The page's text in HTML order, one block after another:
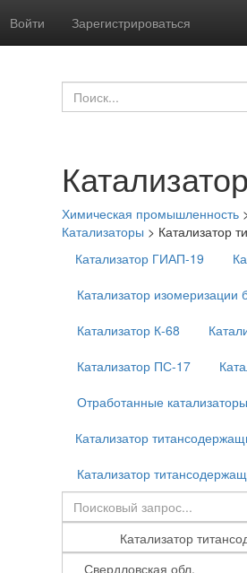
Войти Зарегистрироваться
Химическая промышленность
Катализаторы > Катализатор
Катализатор ГИАП-19
Катализатор изомеризации
Катализатор К-68
Катализатор ПС-17
Отработанные катализаторы
Катализатор
Катализатор